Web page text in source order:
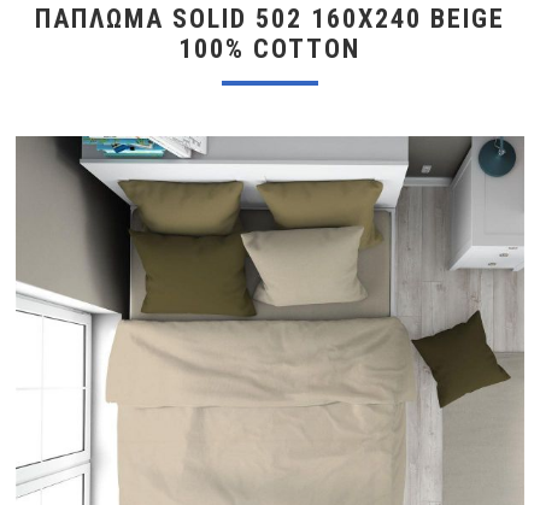
ΠΆΠΛΩΜΑ SOLID 502 160X240 BEIGE
100% COTTON